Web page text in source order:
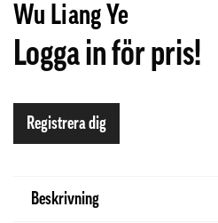
Wu Liang Ye
Logga in för pris!
Registrera dig
Beskrivning